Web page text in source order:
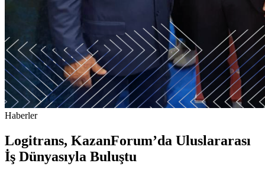
Haberler
Logitrans, KazanForum’da Uluslararası
İş Dünyasıyla Buluştu